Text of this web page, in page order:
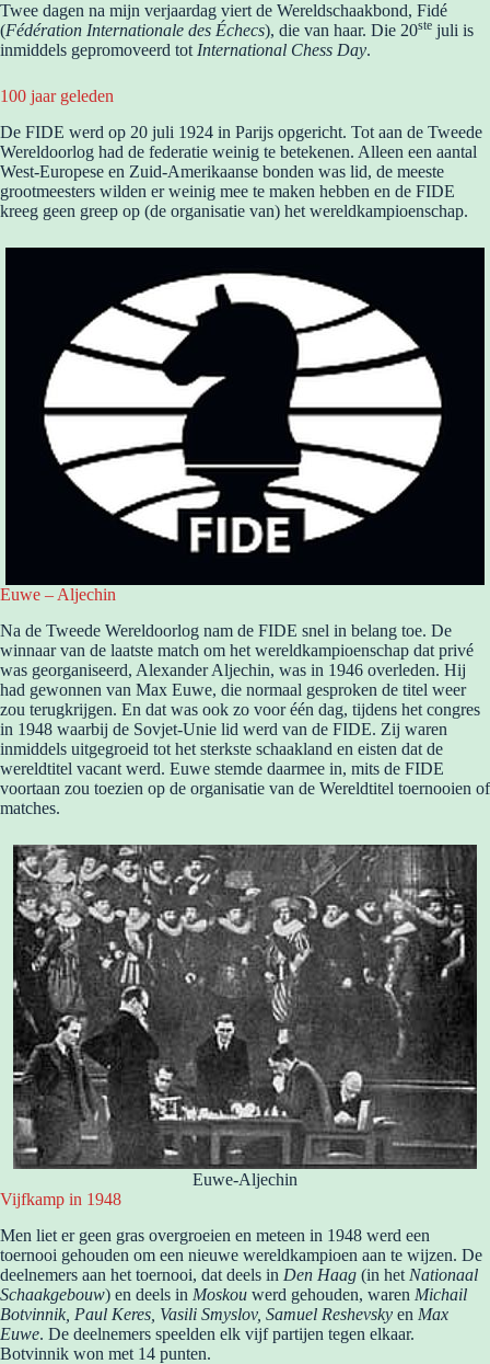
Twee dagen na mijn verjaardag viert de Wereldschaakbond, Fidé
(Fédération Internationale des Échecs), die van haar. Die 20ste juli is
inmiddels gepromoveerd tot International Chess Day.
100 jaar geleden
De FIDE werd op 20 juli 1924 in Parijs opgericht. Tot aan de Tweede
Wereldoorlog had de federatie weinig te betekenen. Alleen een aantal
West-Europese en Zuid-Amerikaanse bonden was lid, de meeste
grootmeesters wilden er weinig mee te maken hebben en de FIDE
kreeg geen greep op (de organisatie van) het wereldkampioenschap.
Euwe – Aljechin
Na de Tweede Wereldoorlog nam de FIDE snel in belang toe. De
winnaar van de laatste match om het wereldkampioenschap dat privé
was georganiseerd, Alexander Aljechin, was in 1946 overleden. Hij
had gewonnen van Max Euwe, die normaal gesproken de titel weer
zou terugkrijgen. En dat was ook zo voor één dag, tijdens het congres
in 1948 waarbij de Sovjet-Unie lid werd van de FIDE. Zij waren
inmiddels uitgegroeid tot het sterkste schaakland en eisten dat de
wereldtitel vacant werd. Euwe stemde daarmee in, mits de FIDE
voortaan zou toezien op de organisatie van de Wereldtitel toernooien of
matches.
Euwe-Aljechin
Vijfkamp in 1948
Men liet er geen gras overgroeien en meteen in 1948 werd een
toernooi gehouden om een nieuwe wereldkampioen aan te wijzen. De
deelnemers aan het toernooi, dat deels in Den Haag (in het Nationaal
Schaakgebouw) en deels in Moskou werd gehouden, waren Michail
Botvinnik, Paul Keres, Vasili Smyslov, Samuel Reshevsky en Max
Euwe. De deelnemers speelden elk vijf partijen tegen elkaar.
Botvinnik won met 14 punten.